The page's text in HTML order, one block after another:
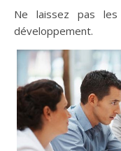
Ne laissez pas
développement.